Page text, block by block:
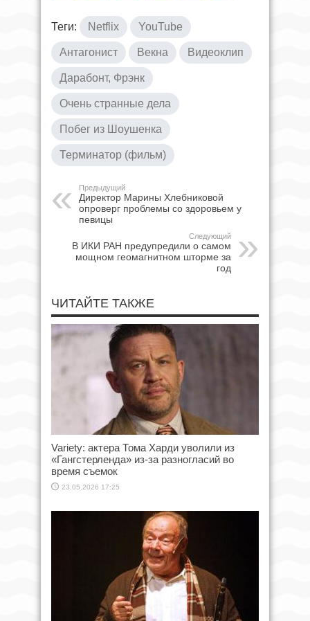
Теги: Netflix YouTube
Антагонист Векна Видеоклип
Дарабонт, Фрэнк
Очень странные дела
Побег из Шоушенка
Терминатор (фильм)
Предыдущий
Директор Марины Хлебниковой
опроверг проблемы со здоровьем у
певицы
Следующий
В ИКИ РАН предупредили о самом
мощном геомагнитном шторме за
год
ЧИТАЙТЕ ТАКЖЕ
Variety: актера Тома Харди уволили из
«Гангстерленда» из-за разногласий во
время съемок
23.05.2026 17:25